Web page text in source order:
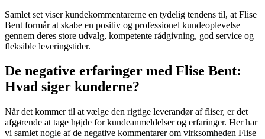
Samlet set viser kundekommentarerne en tydelig tendens til, at Flise
Bent formår at skabe en positiv og professionel kundeoplevelse
gennem deres store udvalg, kompetente rådgivning, god service og
fleksible leveringstider.
De negative erfaringer med Flise Bent:
Hvad siger kunderne?
Når det kommer til at vælge den rigtige leverandør af fliser, er det
afgørende at tage højde for kundeanmeldelser og erfaringer. Her har
vi samlet nogle af de negative kommentarer om virksomheden Flise